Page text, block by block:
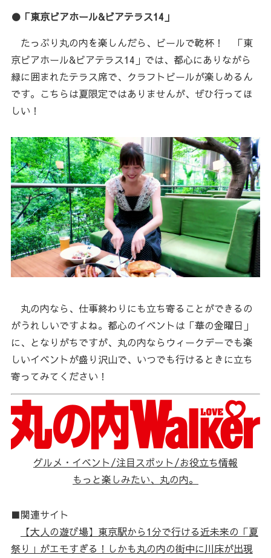
●「東京ビアホール&ビアテラス14」
たっぷり丸の内を楽しんだら、ビールで乾杯！ 「東
京ビアホール&ビアテラス14」では、都心にありながら
緑に囲まれたテラス席で、クラフトビールが楽しめるん
です。こちらは夏限定ではありませんが、ぜひ行ってほ
しい！
丸の内なら、仕事終わりにも立ち寄ることができるの
がうれしいですよね。都心のイベントは「華の金曜日」
に、となりがちですが、丸の内ならウィークデーでも楽
しいイベントが盛り沢山で、いつでも行けるときに立ち
寄ってみてください！
グルメ・イベント/注目スポット/お役立ち情報
もっと楽しみたい、丸の内。
■関連サイト
【大人の遊び場】東京駅から1分で行ける近未来の「夏
祭り」がエモすぎる！しかも丸の内の街中に川床が出現